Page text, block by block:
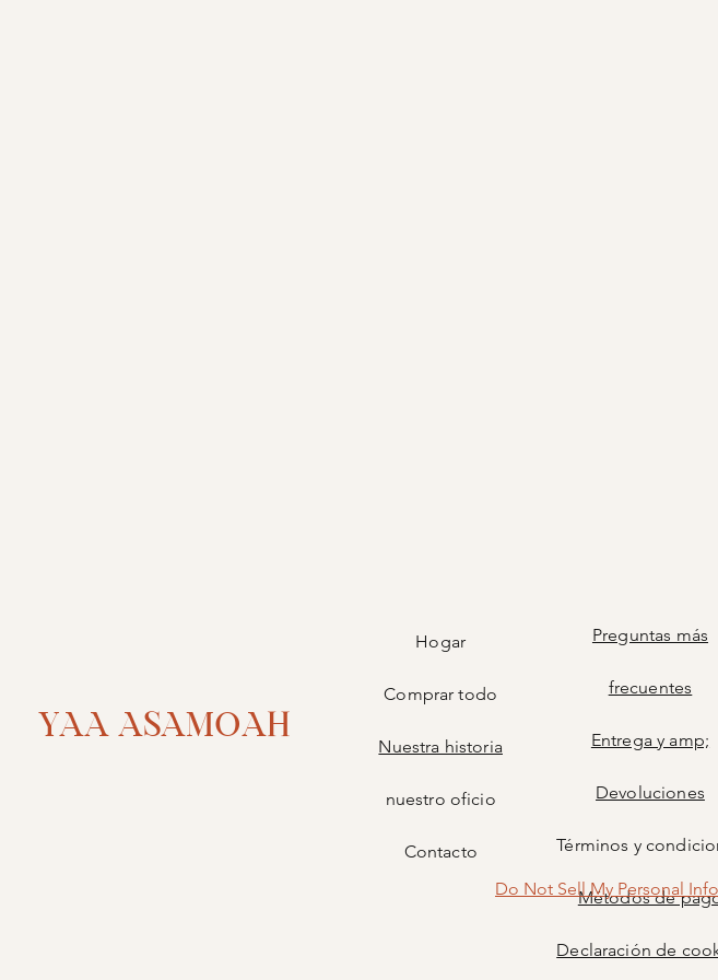
YAA ASAMOAH
Hogar
Comprar todo
Nuestra historia
nuestro oficio
Contacto
Preguntas más
frecuentes
Entrega y amp;
Devoluciones
Términos y
Métodos de
Declaración de
Do Not Sell My Personal